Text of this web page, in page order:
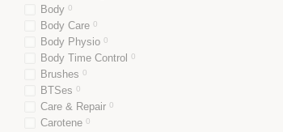
Body 0
Body Care 0
Body Physio 0
Body Time Control 0
Brushes 0
BTSes 0
Care & Repair 0
Carotene 0